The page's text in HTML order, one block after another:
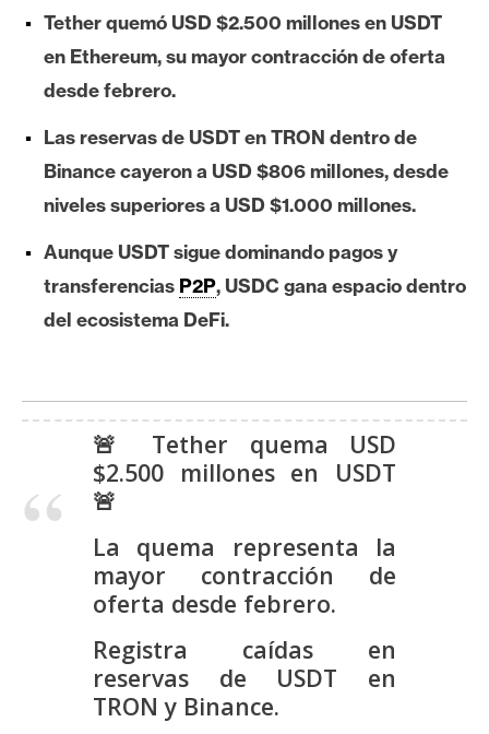
e
r
e
u
I
n
i
Tether quemó USD $2.500 millones en USDT
en Ethereum, su mayor contracción de oferta
desde febrero.
Las reservas de USDT en TRON dentro de
Binance cayeron a USD $806 millones, desde
niveles superiores a USD $1.000 millones.
Aunque USDT sigue dominando pagos y
transferencias P2P, USDC gana espacio dentro
del ecosistema DeFi.
🚨 Tether quema USD
$2.500 millones en USDT
🚨
La quema representa la
mayor contracción de
oferta desde febrero.
Registra caídas en
reservas de USDT en
TRON y Binance.